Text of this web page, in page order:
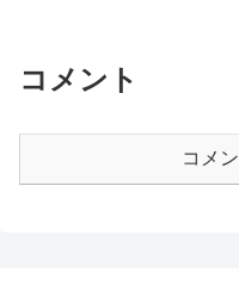
コメント
コメ